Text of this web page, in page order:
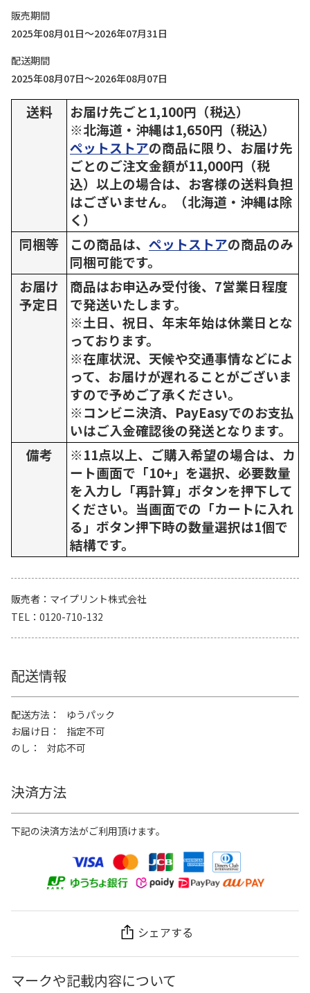
販売期間
2025年08月01日～2026年07月31日
配送期間
2025年08月07日～2026年08月07日
送料
お届け先ごと1,100円（税込）
※北海道・沖縄は1,650円（税込）
ペットストアの商品に限り、お届け先
ごとのご注文金額が11,000円（税
込）以上の場合は、お客様の送料負担
はございません。（北海道・沖縄は除
く）
同梱等
この商品は、 ペットストアの商品のみ
同梱可能です。
お届け
予定日
商品はお申込み受付後、7営業日程度
で発送いたします。
※土日、祝日、年末年始は休業日とな
っております。
※在庫状況、天候や交通事情などによ
って、お届けが遅れることがございま
すので予めご了承ください。
※コンビニ決済、PayEasyでのお支払
いはご入金確認後の発送となります。
備考
※11点以上、ご購入希望の場合は、カ
ート画面で「10+」を選択、必要数量
を入力し「再計算」ボタンを押下して
ください。当画面での「カートに入れ
る」ボタン押下時の数量選択は1個で
結構です。
販売者
マイプリント株式会社
TEL
0120-710-132
配送情報
配送方法
ゆうパック
お届け日
指定不可
のし
対応不可
決済方法
下記の決済方法がご利用頂けます。
シェアする
マークや記載内容について